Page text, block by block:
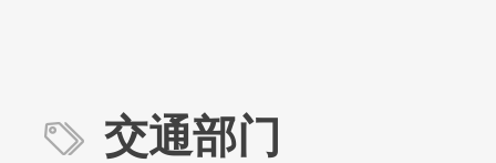
交通部门